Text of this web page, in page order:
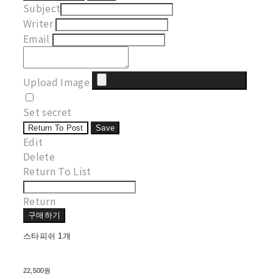
Subject
Writer
Email
Upload Image
Set secret
Return To Post Save
Edit
Delete
Return To List
Return
구매하기
스타피쉬 1개
22,500원